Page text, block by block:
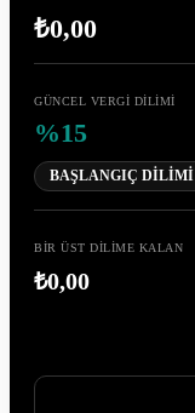
₺0,00
GÜNCEL VERGİ DİLİMİ
%15
BAŞLANGIÇ DİLİMİ
BİR ÜST DİLİME KALAN
₺0,00